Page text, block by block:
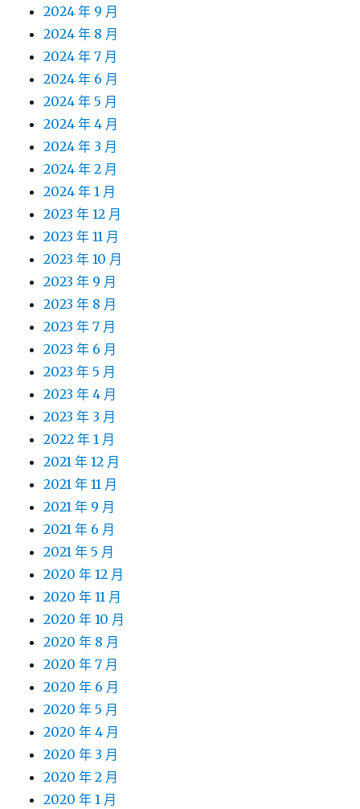
2024 年 9 月
2024 年 8 月
2024 年 7 月
2024 年 6 月
2024 年 5 月
2024 年 4 月
2024 年 3 月
2024 年 2 月
2024 年 1 月
2023 年 12 月
2023 年 11 月
2023 年 10 月
2023 年 9 月
2023 年 8 月
2023 年 7 月
2023 年 6 月
2023 年 5 月
2023 年 4 月
2023 年 3 月
2022 年 1 月
2021 年 12 月
2021 年 11 月
2021 年 9 月
2021 年 6 月
2021 年 5 月
2020 年 12 月
2020 年 11 月
2020 年 10 月
2020 年 8 月
2020 年 7 月
2020 年 6 月
2020 年 5 月
2020 年 4 月
2020 年 3 月
2020 年 2 月
2020 年 1 月